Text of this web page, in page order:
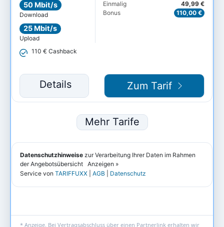
* Anzeige. Bei Vertragsabschluss über einen Partnerlink erhalten wir